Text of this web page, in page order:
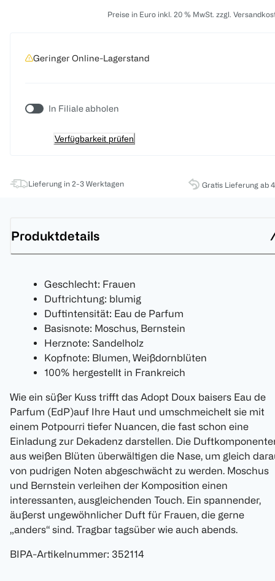
Preise in Euro inkl. 20 % MwSt. zzgl.
Geringer Online-Lagerstand
In Filiale abholen
Verfügbarkeit prüfen
Lieferung in 2-3 Werktagen Gratis Lieferung ab
Produktdetails
Geschlecht: Frauen
Duftrichtung: blumig
Duftintensität: Eau de Parfum
Basisnote: Moschus, Bernstein
Herznote: Sandelholz
Kopfnote: Blumen, Weißdornblüten
100% hergestellt in Frankreich
Wie ein süßer Kuss trifft das Adopt Doux baisers Eau de
Parfum (EdP)auf Ihre Haut und umschmeichelt sie mit
einem Potpourri tiefer Nuancen, die fast schon eine
Einladung zur Dekadenz darstellen. Die
aus weißen Blüten überwältigen die Nase, um gleich
von pudrigen Noten abgeschwächt zu werden. Moschus
und Bernstein verleihen der Komposition einen
interessanten, ausgleichenden Touch. Ein spannender,
äußerst ungewöhnlicher Duft für Frauen, die gerne
„anders“ sind. Tragbar tagsüber wie auch abends.
BIPA-Artikelnummer: 352114